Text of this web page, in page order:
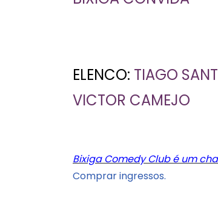
ELENCO: TIAGO
VICTOR CAMEJO
Bixiga Comedy Club é um
Comprar ingressos.